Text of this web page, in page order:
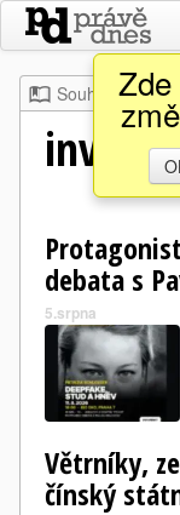
Souhrn
debata s
5.srpna
Větrníky,
čínský